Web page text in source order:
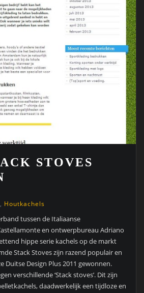
STOVES
, Houtkachels
tussen de Italiaanse
en ontwerpbureau Adriano
hippe serie kachels op de markt
Stack Stoves zijn razend populair en
Duitse Design Plus 2011 gewonnen.
verschillende ‘Stack stoves’. Dit zijn
daadwerkelijk een tijdloze en